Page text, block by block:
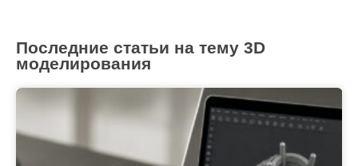
Последние статьи на тему 3D
моделирования